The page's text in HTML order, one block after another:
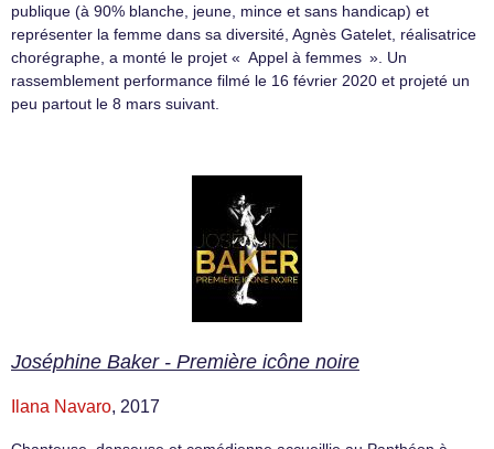
publique (à 90% blanche, jeune, mince et sans handicap) et
représenter la femme dans sa diversité, Agnès Gatelet, réalisatrice
chorégraphe, a monté le projet « Appel à femmes ». Un
rassemblement performance filmé le 16 février 2020 et projeté un
peu partout le 8 mars suivant.
Joséphine Baker - Première icône noire
Ilana Navaro, 2017